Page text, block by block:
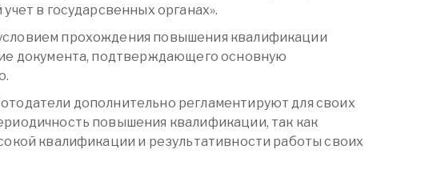
учет в государсвенных органах».
прохождения повышения квалификации
документа, подтверждающего основную
дополнительно регламентируют для своих
повышения квалификации, так как
квалификации и результативности работы своих